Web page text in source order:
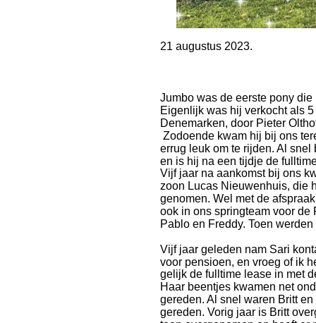
21 augustus 2023.
Jumbo was de eerste pony
Eigenlijk was hij verkocht als
Denemarken, door Pieter
Zodoende kwam hij bij ons
errug leuk om te rijden. Al
en is hij na een tijdje de
Vijf jaar na aankomst bij ons
zoon Lucas Nieuwenhuis, die
genomen. Wel met de
ook in ons springteam voor
Pablo en Freddy. Toen
Vijf jaar geleden nam Sari
voor pensioen, en vroeg of ik
gelijk de fulltime lease in met
Haar beentjes kwamen net
gereden. Al snel waren Britt
gereden. Vorig jaar is Britt